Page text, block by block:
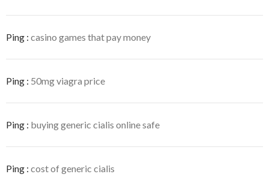
Ping : casino games that pay money
Ping : 50mg viagra price
Ping : buying generic cialis online safe
Ping : cost of generic cialis